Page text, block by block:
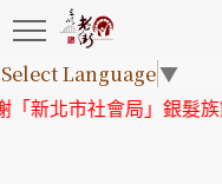
Select Language▼
社會局」銀髮族節目